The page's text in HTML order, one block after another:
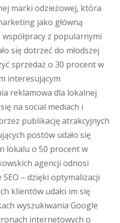
marki odzieżowej, która
jako główną
z popularnymi
się dotrzeć do młodszej
sprzedaż o 30 procent w
interesującym
reklamowa dla lokalnej
na social mediach i
publikację atrakcyjnych
postów udało się
lokalu o 50 procent w
agencji odnosi
– dzięki optymalizacji
klientów udało im się
wyszukiwania Google
internetowych o